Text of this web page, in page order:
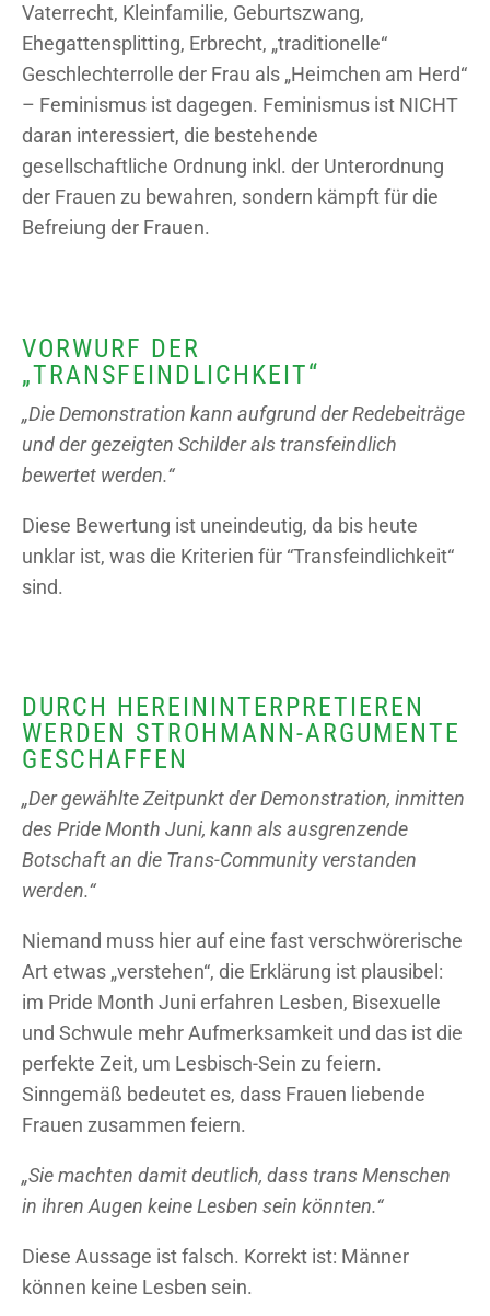
Vaterrecht, Kleinfamilie, Geburtszwang,
Ehegattensplitting, Erbrecht, „traditionelle“
Geschlechterrolle der Frau als „Heimchen am Herd“
– Feminismus ist dagegen. Feminismus ist NICHT
daran interessiert, die bestehende
gesellschaftliche Ordnung inkl. der Unterordnung
der Frauen zu bewahren, sondern kämpft für die
Befreiung der Frauen.
VORWURF DER
„TRANSFEINDLICHKEIT“
„Die Demonstration kann aufgrund der Redebeiträge
und der gezeigten Schilder als transfeindlich
bewertet werden.“
Diese Bewertung ist uneindeutig, da bis heute
unklar ist, was die Kriterien für “Transfeindlichkeit“
sind.
DURCH HEREININTERPRETIEREN
WERDEN STROHMANN-ARGUMENTE
GESCHAFFEN
„Der gewählte Zeitpunkt der Demonstration, inmitten
des Pride Month Juni, kann als ausgrenzende
Botschaft an die Trans-Community verstanden
werden.“
Niemand muss hier auf eine fast verschwörerische
Art etwas „verstehen“, die Erklärung ist plausibel:
im Pride Month Juni erfahren Lesben, Bisexuelle
und Schwule mehr Aufmerksamkeit und das ist die
perfekte Zeit, um Lesbisch-Sein zu feiern.
Sinngemäß bedeutet es, dass Frauen liebende
Frauen zusammen feiern.
„Sie machten damit deutlich, dass trans Menschen
in ihren Augen keine Lesben sein könnten.“
Diese Aussage ist falsch. Korrekt ist: Männer
können keine Lesben sein.